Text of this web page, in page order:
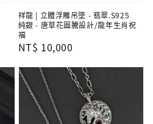
祥龍 | 立體浮雕吊墜 - 翡翠.S925
純銀 - 唐草花圖騰設計/龍年生肖祝
福
Regular
NT$ 10,000